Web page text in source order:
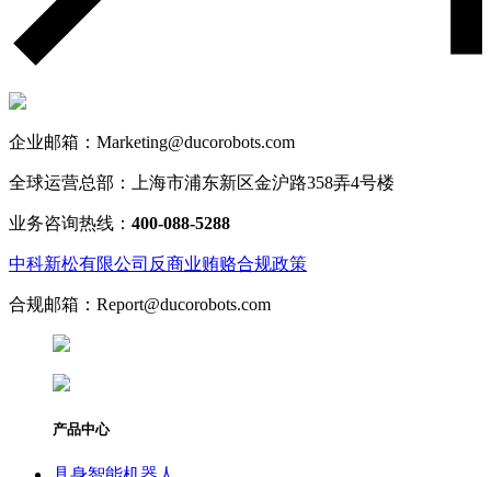
企业邮箱：Marketing@ducorobots.com
全球运营总部：上海市浦东新区金沪路358弄4号楼
业务咨询热线： 400-088-5288
中科新松有限公司反商业贿赂合规政策
合规邮箱：Report@ducorobots.com
产品中心